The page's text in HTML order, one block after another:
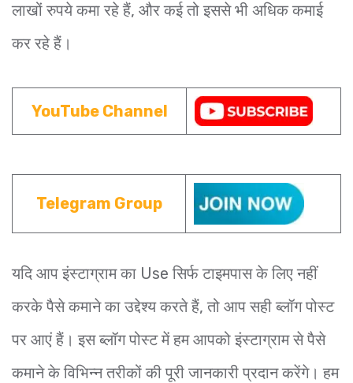
लाखों रुपये कमा रहे हैं, और कई तो इससे भी अधिक कमाई
कर रहे हैं।
YouTube Channel
Telegram Group
यदि आप इंस्टाग्राम का Use सिर्फ टाइमपास के लिए नहीं
करके पैसे कमाने का उद्देश्य करते हैं, तो आप सही ब्लॉग पोस्ट
पर आएं हैं। इस ब्लॉग पोस्ट में हम आपको इंस्टाग्राम से पैसे
कमाने के विभिन्न तरीकों की पूरी जानकारी प्रदान करेंगे। हम